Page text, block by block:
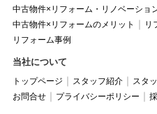
中古物件×リフォーム・リノベーショ
中古物件×リフォームのメリット
リ
リフォーム事例
当社について
トップページ スタッフ紹介 スタ
お問合せ
プライバシーポリシー